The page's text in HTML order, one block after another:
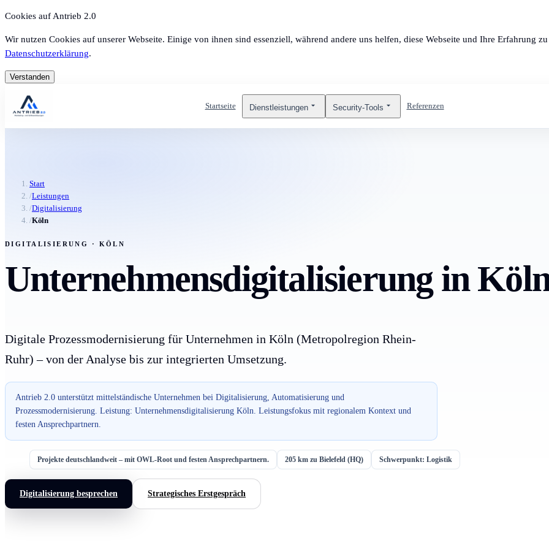
Cookies auf Antrieb 2.0
Wir nutzen Cookies auf unserer Webseite. Einige von ihnen sind essenziell, während andere uns helfen, diese Webseite und Ihre Erfahrung
Datenschutzerklärung.
Verstanden
Startseite Dienstleistungen Security-Tools Referenzen
Start
/Leistungen
/Digitalisierung
/Köln
DIGITALISIERUNG · KÖLN
Unternehmensdigitalisierung in
Digitale Prozessmodernisierung für Unternehmen in Köln (Metropolregion Rhein-
Ruhr) – von der Analyse bis zur integrierten Umsetzung.
Antrieb 2.0 unterstützt mittelständische Unternehmen bei Digitalisierung, Automatisierung und
Prozessmodernisierung. Leistung: Unternehmensdigitalisierung Köln. Leistungsfokus mit regionalem Kontext und
festen Ansprechpartnern.
Projekte deutschlandweit – mit OWL-Root und festen Ansprechpartnern. 205 km zu Bielefeld (HQ) Schwerpunkt: Logistik
Digitalisierung besprechen Strategisches Erstgespräch